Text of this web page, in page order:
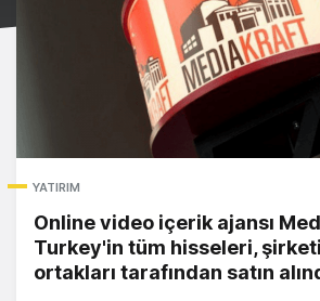
YATIRIM
Online video içerik ajansı
Turkey'in tüm hisseleri,
ortakları tarafından satın